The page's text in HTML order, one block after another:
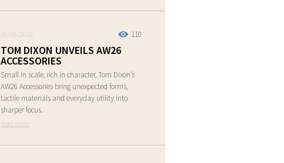
110
06/08/2026
TOM DIXON UNVEILS AW26
ACCESSORIES
Small in scale, rich in character, Tom Dixon’s
AW26 Accessories bring unexpected forms,
tactile materials and everyday utility into
sharper focus.
read more